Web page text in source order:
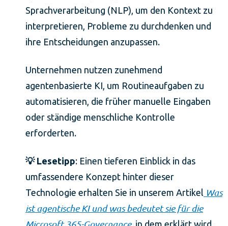
Sprachverarbeitung (NLP), um den Kontext zu
interpretieren, Probleme zu durchdenken und
ihre Entscheidungen anzupassen.
Unternehmen nutzen zunehmend
agentenbasierte KI, um Routineaufgaben zu
automatisieren, die früher manuelle Eingaben
oder ständige menschliche Kontrolle
erforderten.
💡 Lesetipp: Einen tieferen Einblick in das
umfassendere Konzept hinter dieser
Technologie erhalten Sie in unserem Artikel Was
ist agentische KI und was bedeutet sie für die